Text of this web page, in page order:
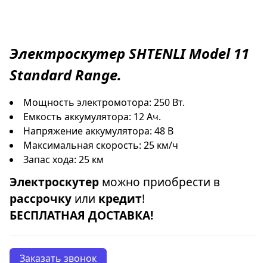
ЭлектроскутерSHTENLIModel 11
Standard Range.
Мощность электромотора: 250 Вт.
Емкость аккумулятора: 12 Ач.
Напряжение аккумулятора: 48 В
Максимальная скорость: 25 км/ч
Запас хода: 25 км
Электроскутер можно приобрести в
рассрочку или кредит!
БЕСПЛАТНАЯ ДОСТАВКА!
Заказать звонок